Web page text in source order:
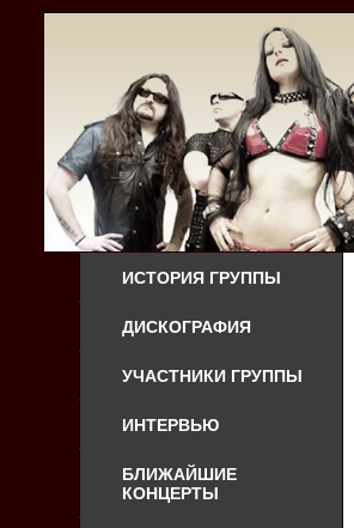
ИСТОРИЯ ГРУППЫ
ДИСКОГРАФИЯ
УЧАСТНИКИ ГРУППЫ
ИНТЕРВЬЮ
БЛИЖАЙШИЕ
КОНЦЕРТЫ